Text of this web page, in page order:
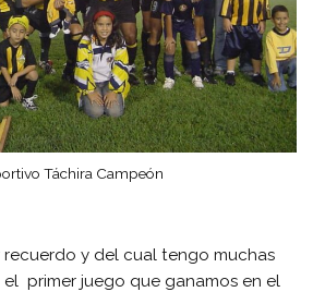
Táchira Campeón
y del cual tengo muchas
primer juego que ganamos en el